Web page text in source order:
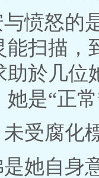
愤怒的
扫描，
助於几
是“正
受腐化
她自身